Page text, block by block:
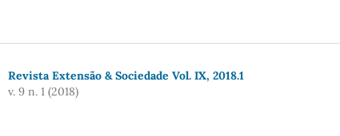
Revista Extensão & Sociedade Vol. IX, 2018.1
v. 9 n. 1 (2018)